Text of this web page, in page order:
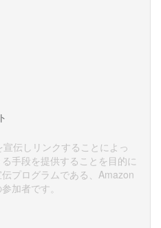
伝しリンクすることによっ
手段を提供することを目的に
プログラムである、Amazon
加者です。